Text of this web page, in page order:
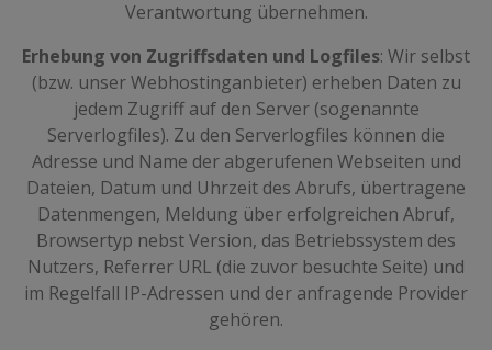
Verantwortung übernehmen.
Erhebung von Zugriffsdaten und Logfiles: Wir selbst
(bzw. unser Webhostinganbieter) erheben Daten zu
jedem Zugriff auf den Server (sogenannte
Serverlogfiles). Zu den Serverlogfiles können die
Adresse und Name der abgerufenen Webseiten und
Dateien, Datum und Uhrzeit des Abrufs, übertragene
Datenmengen, Meldung über erfolgreichen Abruf,
Browsertyp nebst Version, das Betriebssystem des
Nutzers, Referrer URL (die zuvor besuchte Seite) und
im Regelfall IP-Adressen und der anfragende Provider
gehören.